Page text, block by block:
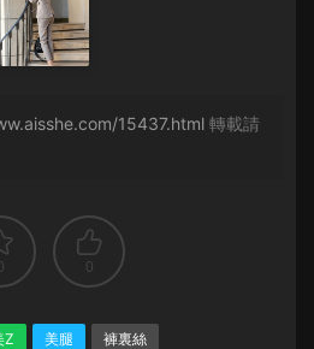
15437.html 轉載請
0
Z 美腿 褲裏絲